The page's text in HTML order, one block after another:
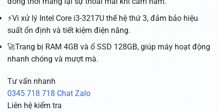
⚡Vi xử lý Intel Core i3-3217U thế hệ thứ 3, đảm bảo hiệu
suất ổn định và tiết kiệm điện năng.
🚀Trang bị RAM 4GB và ổ SSD 128GB, giúp máy hoạt động
nhanh chóng và mượt mà.
Tư vấn nhanh
0345 718 718 Chat Zalo
Liên hệ kiểm tra